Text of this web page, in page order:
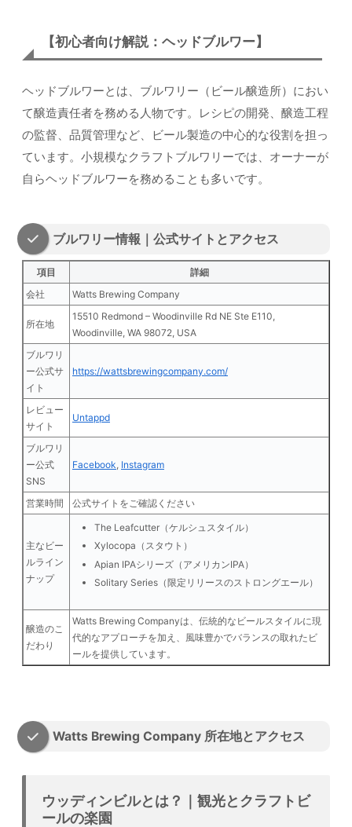
【初心者向け解説：ヘッドブルワー】
ヘッドブルワーとは、ブルワリー（ビール醸造所）におい
て醸造責任者を務める人物です。レシピの開発、醸造工程
の監督、品質管理など、ビール製造の中心的な役割を担っ
ています。小規模なクラフトブルワリーでは、オーナーが
自らヘッドブルワーを務めることも多いです。
ブルワリー情報｜公式サイトとアクセス
項目
詳細
会社
Watts Brewing Company
所在地
15510 Redmond – Woodinville Rd NE Ste E110,
Woodinville, WA 98072, USA
ブルワリ
ー公式サ
イト
https://wattsbrewingcompany.com/
レビュー
サイト
Untappd
ブルワリ
ー公式
SNS
Facebook, Instagram
営業時間 公式サイトをご確認ください
主なビー
ルライン
ナップ
The Leafcutter（ケルシュスタイル）
Xylocopa（スタウト）
Apian IPAシリーズ（アメリカンIPA）
Solitary Series（限定リリースのストロングエール）
醸造のこ
だわり
Watts Brewing Companyは、伝統的なビールスタイルに現
代的なアプローチを加え、風味豊かでバランスの取れたビ
ールを提供しています。
Watts Brewing Company 所在地とアクセス
ウッディンビルとは？｜観光とクラフトビ
ールの楽園